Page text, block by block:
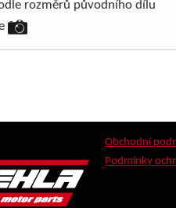
rozměrů původního dílu
Obchodní
Podmínky